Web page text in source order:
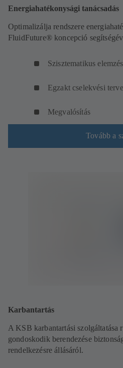
Energiahatékonysági tanácsadás
Optimalizálja rendszere
FluidFuture® koncepció
Szisztematikus elemzés
Egzakt cselekvési
Megvalósítás
Tovább a
Karbantartás
A KSB karbantartási szolgáltatása
gondoskodik berendezése
rendelkezésre állásáról.